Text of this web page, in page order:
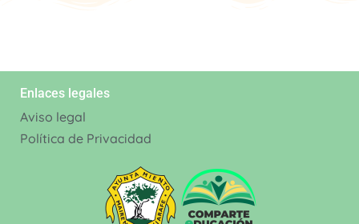
Enlaces legales
Aviso legal
Política de Privacidad